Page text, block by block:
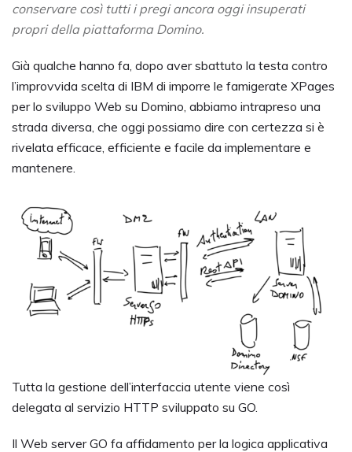
conservare così tutti i pregi ancora oggi insuperati
propri della piattaforma Domino.
Già qualche hanno fa, dopo aver sbattuto la testa contro
l’improvvida scelta di IBM di imporre le famigerate XPages
per lo sviluppo Web su Domino, abbiamo intrapreso una
strada diversa, che oggi possiamo dire con certezza si è
rivelata efficace, efficiente e facile da implementare e
mantenere.
Tutta la gestione dell’interfaccia utente viene così
delegata al servizio HTTP sviluppato su GO.
Il Web server GO fa affidamento per la logica applicativa